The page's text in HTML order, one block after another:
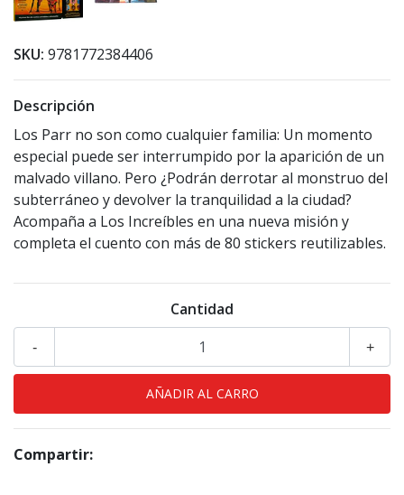
SKU: 9781772384406
Descripción
Los Parr no son como cualquier familia: Un momento
especial puede ser interrumpido por la aparición de un
malvado villano. Pero ¿Podrán derrotar al monstruo del
subterráneo y devolver la tranquilidad a la ciudad?
Acompaña a Los Increíbles en una nueva misión y
completa el cuento con más de 80 stickers reutilizables.
Cantidad
+
-
Compartir: